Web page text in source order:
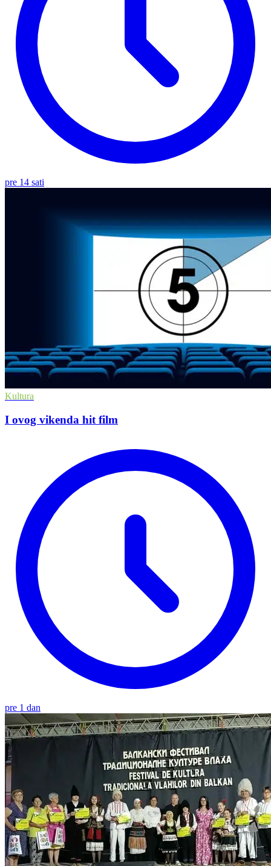
pre 14 sati
Kultura
I ovog vikenda hit film
pre 1 dan